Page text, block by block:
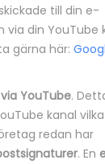
till din e-
din YouTube
gärna här:
YouTube.
kanal vilka
redan har
. En